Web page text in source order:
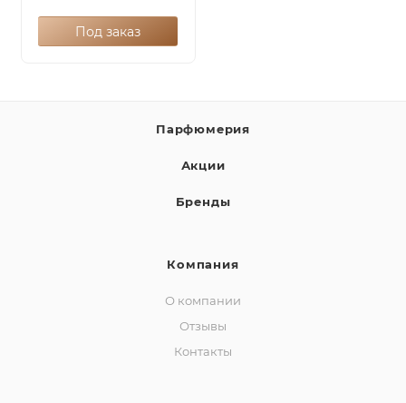
Под заказ
Парфюмерия
Акции
Бренды
Компания
О компании
Отзывы
Контакты